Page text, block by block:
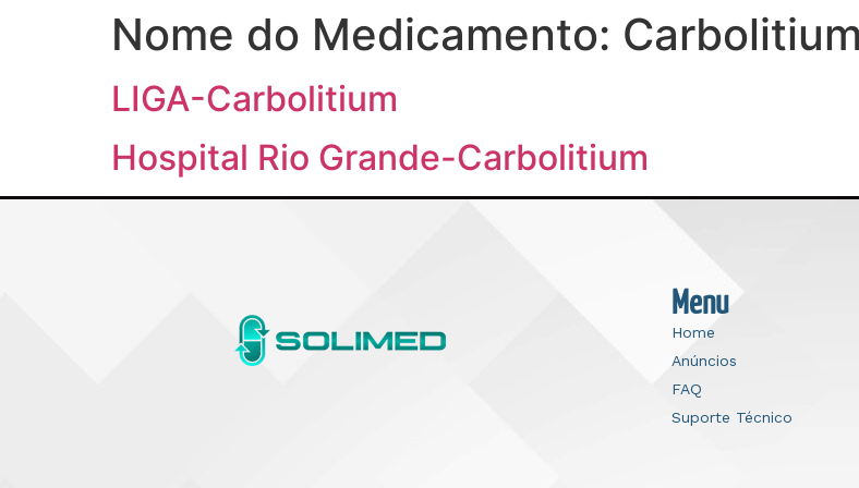
Nome do Medicamento: Carbolitium
LIGA-Carbolitium
Hospital Rio Grande-Carbolitium
Menu
Home
Anúncios
FAQ
Suporte Técnico